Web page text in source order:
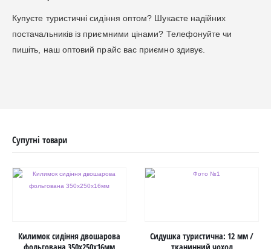
Купуєте туристичні сидіння оптом? Шукаєте надійних
постачальників із приємними цінами? Телефонуйте чи
пишіть, наш оптовий прайс вас приємно здивує.
Супутні товари
Килимок сидіння двошарова
Сидушка туристична: 12 мм /